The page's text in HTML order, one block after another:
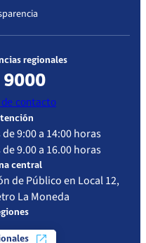
regionales
9000
contacto
9:00 a 14:00 horas
9.00 a 16.00 horas
central
de Público en Local 12,
La Moneda